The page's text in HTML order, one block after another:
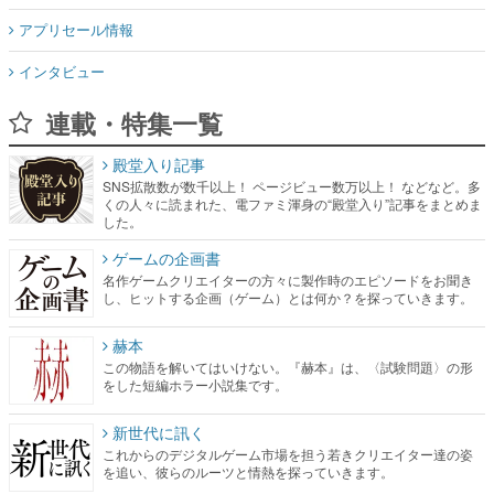
アプリセール情報
インタビュー
連載・特集一覧
殿堂入り記事
SNS拡散数が数千以上！ ページビュー数万以上！ などなど。多
くの人々に読まれた、電ファミ渾身の“殿堂入り”記事をまとめま
した。
ゲームの企画書
名作ゲームクリエイターの方々に製作時のエピソードをお聞き
し、ヒットする企画（ゲーム）とは何か？を探っていきます。
赫本
この物語を解いてはいけない。『赫本』は、〈試験問題〉の形
をした短編ホラー小説集です。
新世代に訊く
これからのデジタルゲーム市場を担う若きクリエイター達の姿
を追い、彼らのルーツと情熱を探っていきます。